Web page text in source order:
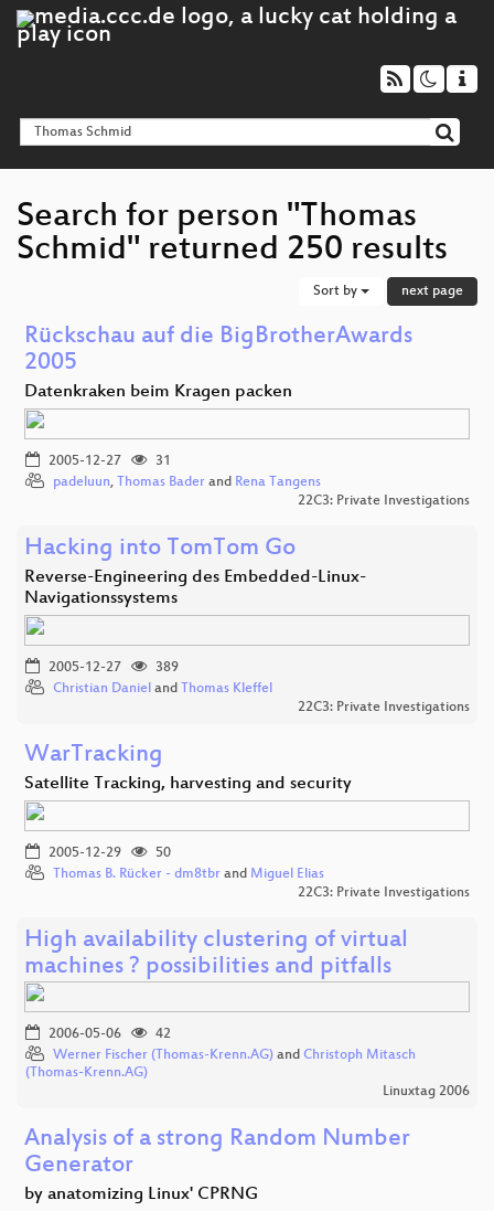
Search for person "Thomas
Schmid" returned 250 results
Sort by next page
Rückschau auf die BigBrotherAwards
2005
Datenkraken beim Kragen packen
2005-12-27
31
padeluun, Thomas Bader and Rena Tangens
22C3: Private Investigations
Hacking into TomTom Go
Reverse-Engineering des Embedded-Linux-
Navigationssystems
2005-12-27
389
Christian Daniel and Thomas Kleffel
22C3: Private Investigations
WarTracking
Satellite Tracking, harvesting and security
2005-12-29
50
Thomas B. Rücker - dm8tbr and Miguel Elias
22C3: Private Investigations
High availability clustering of virtual
machines ? possibilities and pitfalls
2006-05-06
42
Werner Fischer (Thomas-Krenn.AG) and Christoph Mitasch
(Thomas-Krenn.AG)
Linuxtag 2006
Analysis of a strong Random Number
Generator
by anatomizing Linux' CPRNG